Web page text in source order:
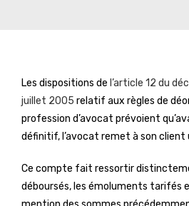
Les dispositions de l’article 12 du
juillet 2005 relatif aux règles de
profession d’avocat prévoient
définitif, l’avocat remet à son
Ce compte fait ressortir
déboursés, les émoluments tarifés